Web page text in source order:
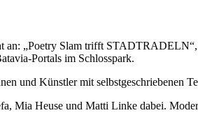
„Poetry Slam trifft
Portals im Schlosspark.
und Künstler mit selbstgeschriebenen
Mia Heuse und Matti Linke dabei.